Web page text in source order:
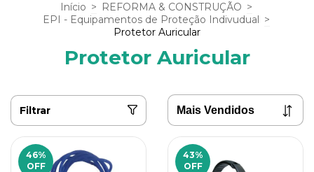
Início > REFORMA & CONSTRUÇÃO >
EPI - Equipamentos de Proteção Indivudual >
Protetor Auricular
Protetor Auricular
Filtrar
46%
OFF
43%
OFF